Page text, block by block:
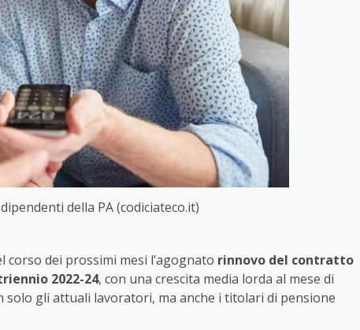
della PA (codiciateco.it)
dei prossimi mesi l’agognato rinnovo del contratto
2022-24, con una crescita media lorda al mese di
gli attuali lavoratori, ma anche i titolari di pensione